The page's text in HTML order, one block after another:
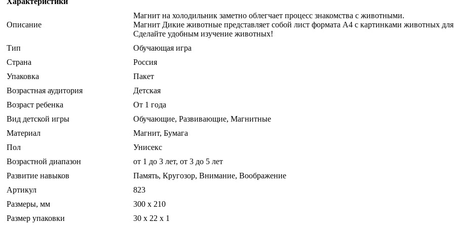
Описание
Магнит на холодильник заметно облегчает процесс знакомства с животными.
Магнит Дикие животные представляет собой лист формата А4 с картинками животных для
Сделайте удобным изучение животных!
Тип
Обучающая игра
Страна
Россия
Упаковка
Пакет
Возрастная аудитория
Детская
Возраст ребенка
От 1 года
Вид детской игры
Обучающие, Развивающие, Магнитные
Материал
Магнит, Бумага
Пол
Унисекс
Возрастной диапазон
от 1 до 3 лет, от 3 до 5 лет
Развитие навыков
Память, Кругозор, Внимание, Воображение
Артикул
823
Размеры, мм
300 х 210
Размер упаковки
30 x 22 x 1